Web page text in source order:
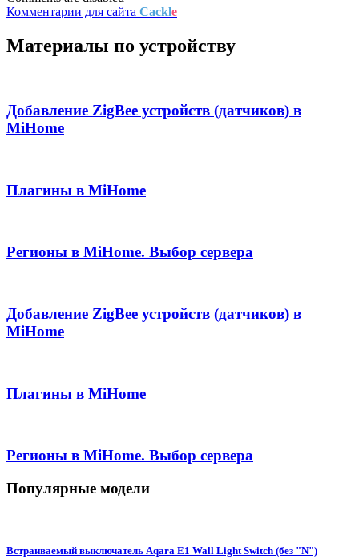
Комментарии для сайта Cackle
Материалы по устройству
Добавление ZigBee устройств (датчиков) в
MiHome
Плагины в MiHome
Регионы в MiHome. Выбор сервера
Добавление ZigBee устройств (датчиков) в
MiHome
Плагины в MiHome
Регионы в MiHome. Выбор сервера
Популярные модели
Встраиваемый выключатель Aqara E1 Wall Light Switch (без "N")